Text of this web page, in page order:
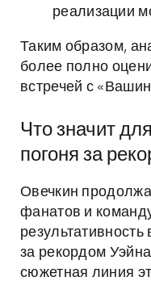
реализации
Таким образом,
более полно
встречей с
Что значит
погоня за
Овечкин
фанатов и
за рекордом
сюжетная линия